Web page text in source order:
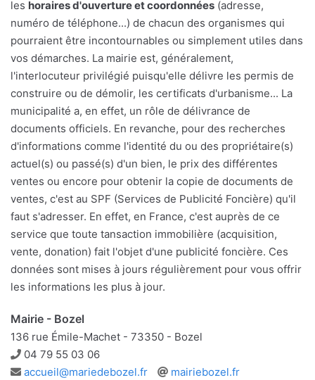
les horaires d'ouverture et coordonnées (adresse,
numéro de téléphone...) de chacun des organismes qui
pourraient être incontournables ou simplement utiles dans
vos démarches. La mairie est, généralement,
l'interlocuteur privilégié puisqu'elle délivre les permis de
construire ou de démolir, les certificats d'urbanisme... La
municipalité a, en effet, un rôle de délivrance de
documents officiels. En revanche, pour des recherches
d'informations comme l'identité du ou des propriétaire(s)
actuel(s) ou passé(s) d'un bien, le prix des différentes
ventes ou encore pour obtenir la copie de documents de
ventes, c'est au SPF (Services de Publicité Foncière) qu'il
faut s'adresser. En effet, en France, c'est auprès de ce
service que toute tansaction immobilière (acquisition,
vente, donation) fait l'objet d'une publicité foncière. Ces
données sont mises à jours régulièrement pour vous offrir
les informations les plus à jour.
Mairie - Bozel
136 rue Émile-Machet - 73350 - Bozel
Téléphone
04 79 55 03 06
Adresse
accueil@mariedebozel.fr
Site
mairiebozel.fr